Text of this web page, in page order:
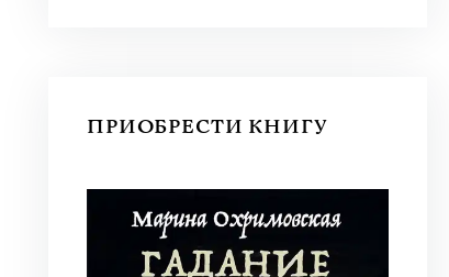
ПРИОБРЕСТИ КНИГУ